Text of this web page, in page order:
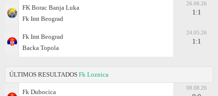
FK Borac Banja Luka
Fk Imt Beograd
26.06.26
1:1
Fk Imt Beograd
Backa Topola
24.05.26
1:1
ÚLTIMOS RESULTADOS Fk Loznica
Fk Dubocica
08.08.26